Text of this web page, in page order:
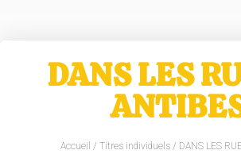
DANS LES
Accueil / Titres individuels/ DANS LES